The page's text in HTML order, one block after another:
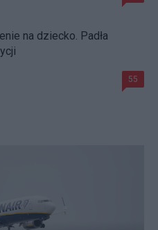
na dziecko. Padła
55